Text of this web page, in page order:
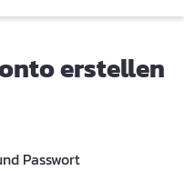
erstellen
Passwort